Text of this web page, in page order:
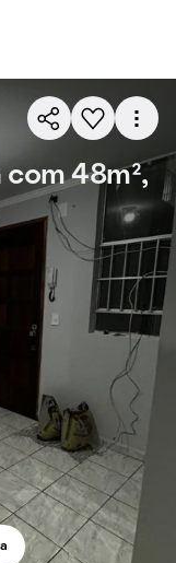
48m²,